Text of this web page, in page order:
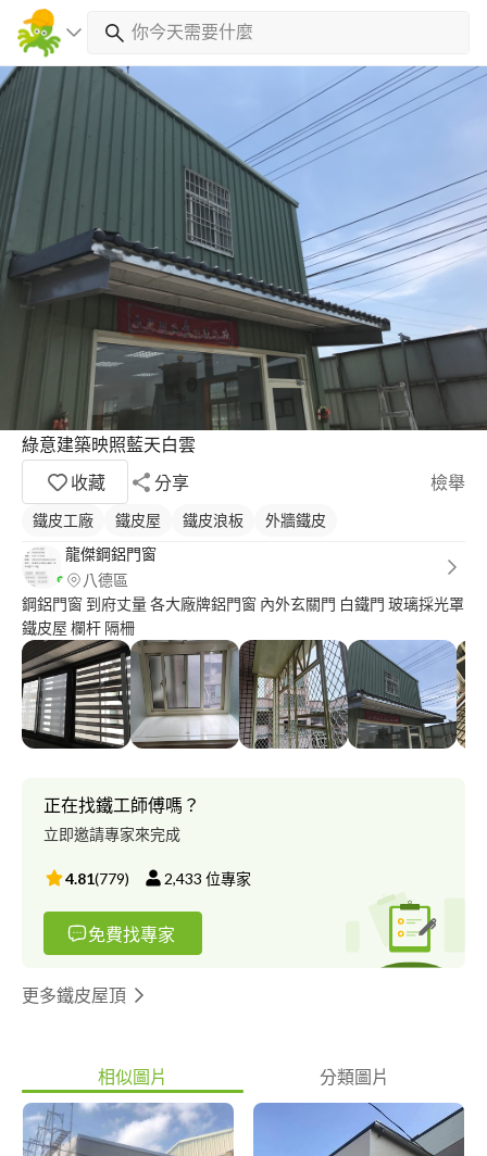
綠意建築映照藍天白雲
收藏
分享 檢舉
鐵皮工廠 鐵皮屋 鐵皮浪板
外牆鐵皮
龍傑鋼鋁門窗
八德區
鋼鋁門窗 到府丈量 各大廠牌鋁門窗 內外玄關門 白鐵門 玻璃採光罩
鐵皮屋 欄杆 隔柵
正在找鐵工師傅嗎？
立即邀請專家來完成
4.81(779) 2,433 位專家
免費找專家
更多鐵皮屋頂
相似圖片 分類圖片